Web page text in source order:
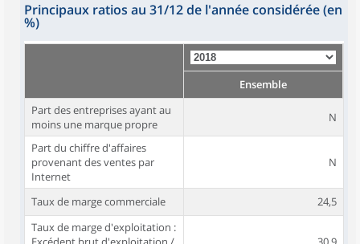
Principaux ratios au 31/12 de l'année considérée (en
%)
Ensemble
Part des entreprises ayant au
moins une marque propre
N
Part du chiffre d'affaires
provenant des ventes par
Internet
N
Taux de marge commerciale
24,5
Taux de marge d'exploitation :